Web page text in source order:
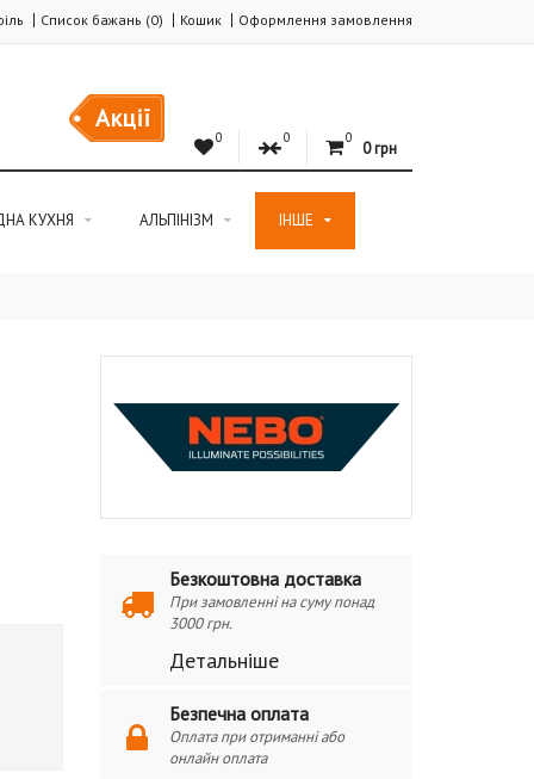
Список бажань (0) Кошик Оформлення замовлення
Акції
0 0 0
0 грн
КУХНЯ АЛЬПІНІЗМ ІНШЕ
Безкоштовна доставка
При замовленні на суму понад
3000 грн.
Детальніше
Безпечна оплата
Оплата при отриманні або
онлайн оплата